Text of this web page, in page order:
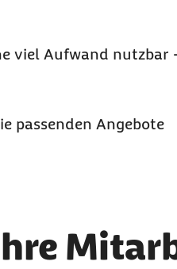
viel Aufwand nutzbar
passenden Angebote